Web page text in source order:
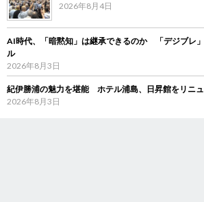
2026年8月4日
AI時代、「暗黙知」は継承できるのか 「デジブレ
ル
2026年8月3日
紀伊勝浦の魅力を堪能 ホテル浦島、日昇館をリニ
2026年8月3日